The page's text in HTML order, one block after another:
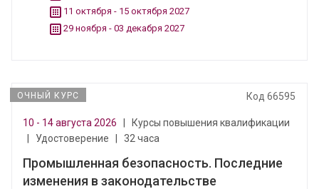
11 октября - 15 октября 2027
29 ноября - 03 декабря 2027
ОЧНЫЙ КУРС Код 66595
10 - 14 августа 2026
Курсы повышения квалификации
Удостоверение 32 часа
Промышленная безопасность. Последние
изменения в законодательстве